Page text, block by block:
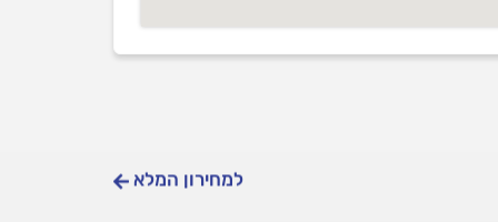
למחירון המלא